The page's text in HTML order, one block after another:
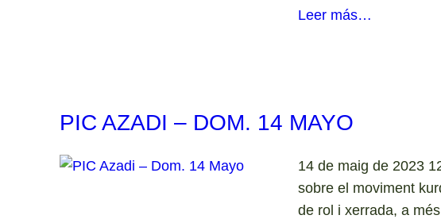
Leer más…
PIC AZADI – DOM. 14 MAYO
14 de maig de 2023
sobre el moviment
de rol i xerrada, a